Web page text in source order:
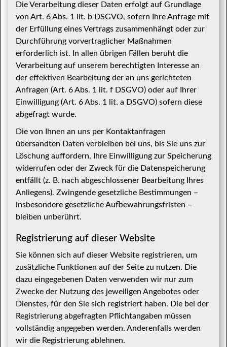
Die Verarbeitung dieser Daten erfolgt auf Grundlage
von Art. 6 Abs. 1 lit. b DSGVO, sofern Ihre Anfrage mit
der Erfüllung eines Vertrags zusammenhängt oder zur
Durchführung vorvertraglicher Maßnahmen
erforderlich ist. In allen übrigen Fällen beruht die
Verarbeitung auf unserem berechtigten Interesse an
der effektiven Bearbeitung der an uns gerichteten
Anfragen (Art. 6 Abs. 1 lit. f DSGVO) oder auf Ihrer
Einwilligung (Art. 6 Abs. 1 lit. a DSGVO) sofern diese
abgefragt wurde.
Die von Ihnen an uns per Kontaktanfragen
übersandten Daten verbleiben bei uns, bis Sie uns zur
Löschung auffordern, Ihre Einwilligung zur Speicherung
widerrufen oder der Zweck für die Datenspeicherung
entfällt (z. B. nach abgeschlossener Bearbeitung Ihres
Anliegens). Zwingende gesetzliche Bestimmungen –
insbesondere gesetzliche Aufbewahrungsfristen –
bleiben unberührt.
Registrierung auf dieser Website
Sie können sich auf dieser Website registrieren, um
zusätzliche Funktionen auf der Seite zu nutzen. Die
dazu eingegebenen Daten verwenden wir nur zum
Zwecke der Nutzung des jeweiligen Angebotes oder
Dienstes, für den Sie sich registriert haben. Die bei der
Registrierung abgefragten Pflichtangaben müssen
vollständig angegeben werden. Anderenfalls werden
wir die Registrierung ablehnen.